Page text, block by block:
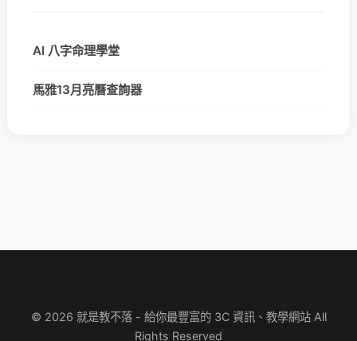
AI 八字命理學堂
馬雅13月亮曆查詢器
© 2026 就是教不落 - 給你最豐富的 3C 資訊、教學網站 All
Rights Reserved